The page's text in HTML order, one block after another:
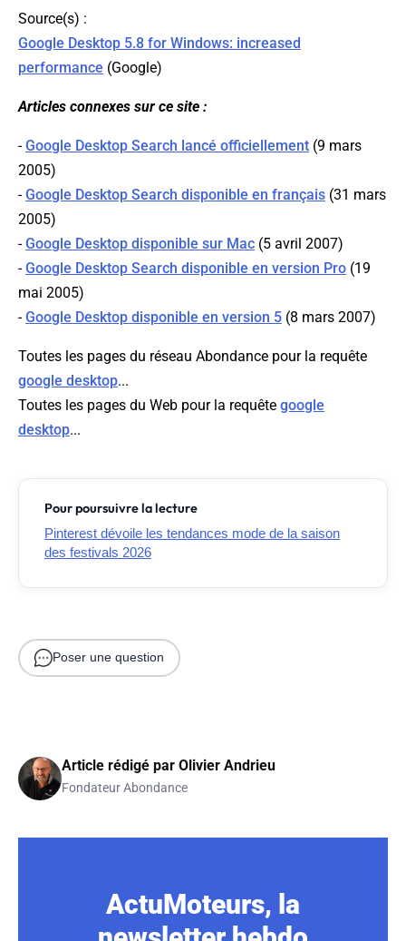
Source(s) :
Google Desktop 5.8 for Windows: increased
performance (Google)
Articles connexes sur ce site :
-Google Desktop Search lancé officiellement (9 mars
2005)
-Google Desktop Search disponible en français (31 mars
2005)
-Google Desktop disponible sur Mac (5 avril 2007)
-Google Desktop Search disponible en version Pro (19
mai 2005)
-Google Desktop disponible en version 5 (8 mars 2007)
Toutes les pages du réseau Abondance pour la requête
google desktop...
Toutes les pages du Web pour la requête google
desktop...
Pour poursuivre la lecture
Pinterest dévoile les tendances mode de la saison
des festivals 2026
Poser une question
Article rédigé par Olivier Andrieu
Fondateur Abondance
ActuMoteurs, la